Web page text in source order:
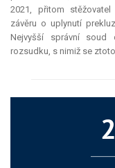
2021, přitom
závěru o uplynutí
Nejvyšší správní soud
rozsudku, s nimiž se